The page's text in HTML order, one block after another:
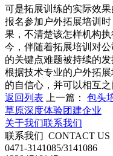
可是拓展训练的实际效
报名参加户外拓展培训
果，不清楚该怎样机构
今，伴随着拓展培训对
的关键点难题被持续的
根据技术专业的户外拓
的自信心，并可以相互之
返回列表
上一篇： 包头
草原深度体验团建企业
关于我们联系我们
联系我们 CONTACT US
0471-3141085/3141086